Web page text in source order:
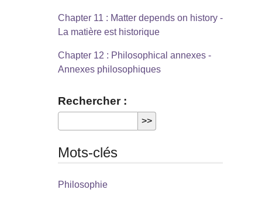
Chapter 11 : Matter depends on history -
La matière est historique
Chapter 12 : Philosophical annexes -
Annexes philosophiques
Rechercher :
Mots-clés
Philosophie